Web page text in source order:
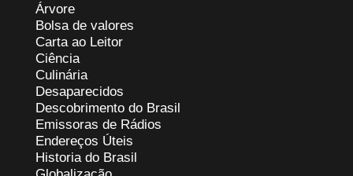
Árvore
Bolsa de valores
Carta ao Leitor
Ciência
Culinária
Desaparecidos
Descobrimento do Brasil
Emissoras de Rádios
Endereços Úteis
Historia do Brasil